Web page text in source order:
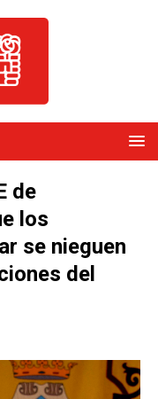
de
los
se nieguen
del